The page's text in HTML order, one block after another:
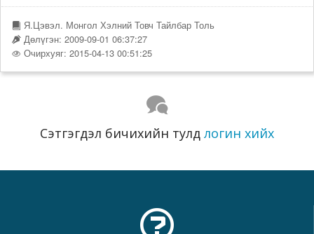
Я.Цэвэл. Монгол Хэлний Товч Тайлбар Толь
Дөлүгэн: 2009-09-01 06:37:27
Очирхуяг: 2015-04-13 00:51:25
Сэтгэгдэл бичихийн тулд логин хийх